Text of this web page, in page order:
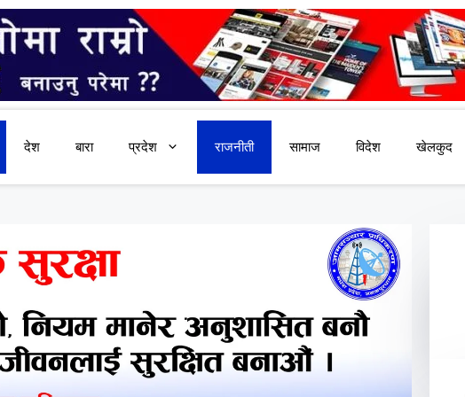
देश बारा प्रदेश राजनीती सामाज विदेश खेलकुद